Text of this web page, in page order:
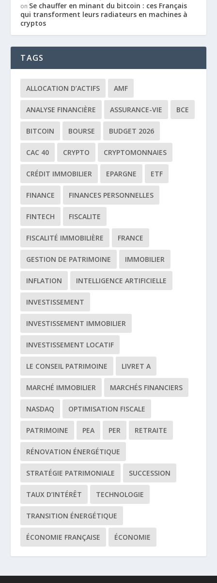
on Se chauffer en minant du bitcoin : ces Français
qui transforment leurs radiateurs en machines à
cryptos
TAGS
ALLOCATION D’ACTIFS AMF
ANALYSE FINANCIÈRE ASSURANCE-VIE BCE
BITCOIN BOURSE BUDGET 2026
CAC 40 CRYPTO CRYPTOMONNAIES
CRÉDIT IMMOBILIER EPARGNE ETF
FINANCE FINANCES PERSONNELLES
FINTECH FISCALITE
FISCALITÉ IMMOBILIÈRE FRANCE
GESTION DE PATRIMOINE IMMOBILIER
INFLATION INTELLIGENCE ARTIFICIELLE
INVESTISSEMENT
INVESTISSEMENT IMMOBILIER
INVESTISSEMENT LOCATIF
LE CONSEIL PATRIMOINE LIVRET A
MARCHÉ IMMOBILIER MARCHÉS FINANCIERS
NASDAQ OPTIMISATION FISCALE
PATRIMOINE PEA PER RETRAITE
RÉNOVATION ÉNERGÉTIQUE
STRATÉGIE PATRIMONIALE SUCCESSION
TAUX D’INTÉRÊT TECHNOLOGIE
TRANSITION ÉNERGÉTIQUE
ÉCONOMIE FRANÇAISE ÉCONOMIE